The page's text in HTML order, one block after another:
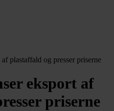
plastaffald og presser priserne
eksport af
priserne